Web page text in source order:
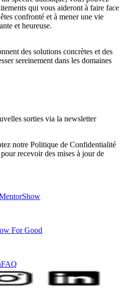
qui vous aideront à faire face
confronté et à mener une vie
et heureuse.
des solutions concrètes et des
sereinement dans les domaines
sorties via la newsletter
notre Politique de Confidentialité
recevoir des mises à jour de
For Good
FAQ